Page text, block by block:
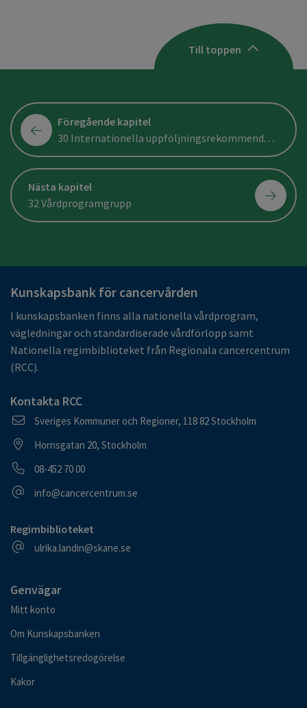
Till toppen
Föregående kapitel
30 Internationella uppföljningsrekommendationer
Nästa kapitel
32 Vårdprogramgrupp
Kunskapsbank för cancervården
I kunskapsbanken finns alla nationella vårdprogram,
vägledningar och standardiserade vårdförlopp samt
Nationella regimbiblioteket från Regionala cancercentrum
(RCC).
Kontakta RCC
Postadress
Sveriges Kommuner och Regioner, 118 82 Stockholm
Besöksadress
Hornsgatan 20, Stockholm
Telefonnummer
08-452 70 00
E-postadress
info@cancercentrum.se
Regimbiblioteket
E-postadress
ulrika.landin@skane.se
Genvägar
Mitt konto
Om Kunskapsbanken
Tillgänglighetsredogörelse
Kakor